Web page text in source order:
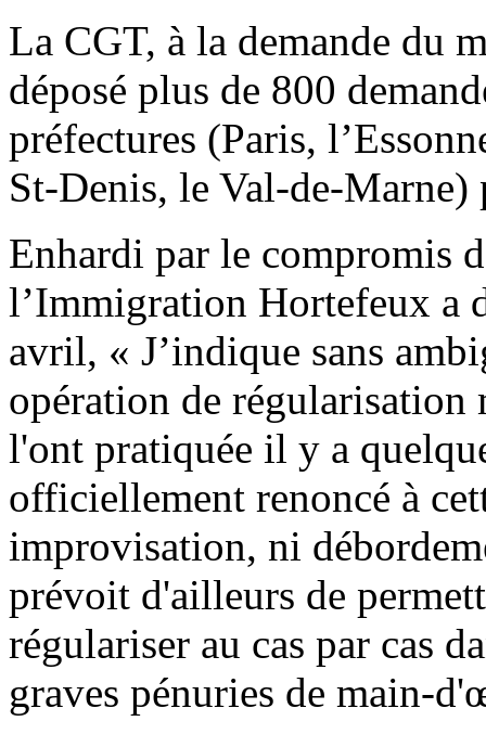
La CGT, à la demande du
déposé plus de 800
préfectures (Paris,
St-Denis, le Val-de-Marne)
Enhardi par le compromis
l’Immigration Hortefeux a
avril, « J’indique sans
opération de
l'ont pratiquée il y a
officiellement renoncé à
improvisation, ni
prévoit d'ailleurs de
régulariser au cas par cas
graves pénuries de main-